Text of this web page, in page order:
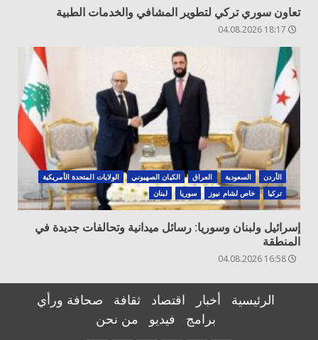
تعاون سوري تركي لتطوير المشافي والخدمات الطبية
الأردن السعودية العراق الكيان الصهيوني
الولايات المتحدة الأمريكية
تركيا
خاص لشام نيوز سوريا لبنان
إسرائيل ولبنان وسوريا: رسائل ميدانية وتحالفات جديدة في
المنطقة
الرئيسية أخبار اقتصاد ثقافة
صحافة ورأي
برامج
فيديو من نحن